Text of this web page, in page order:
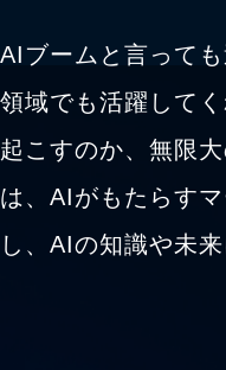
ブームと言って
域でも活躍して
こすのか、無限
、AIがもたらす
、AIの知識や未